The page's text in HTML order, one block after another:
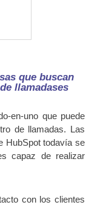
que buscan
llamadases
en-uno que puede
de llamadas. Las
HubSpot todavía se
capaz de realizar
con los clientes